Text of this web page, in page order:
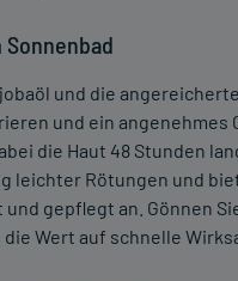
und die
und ein
die Haut 48 Stunden
leichter Rötungen und
gepflegt an. Gönnen
Wert auf schnelle